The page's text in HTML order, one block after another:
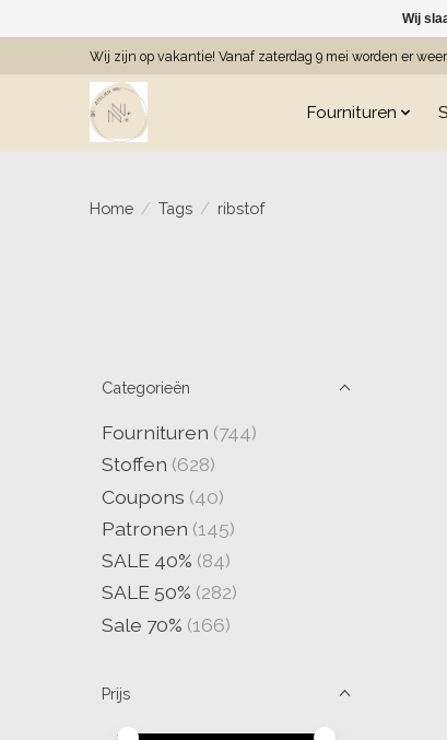
Wij zijn op vakantie! Vanaf zaterdag 9 mei worden er
Fournituren
Home / Tags / ribstof
Categorieën
Fournituren (744)
Stoffen (628)
Coupons (40)
Patronen (145)
SALE 40% (84)
SALE 50% (282)
Sale 70% (166)
Prijs
Wij